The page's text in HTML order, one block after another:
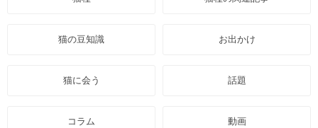
猫の豆知識 お出かけ
猫に会う 話題
コラム 動画